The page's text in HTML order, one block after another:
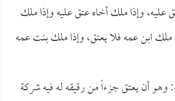
عليه، وإذا ملك أخاه عتق عليه وإذا ملك
ملك ابن عمه فلا يعتق، وإذا ملك بنت عمه
وهو أن يعتق جزءاً من رقيقه له فيه شركة